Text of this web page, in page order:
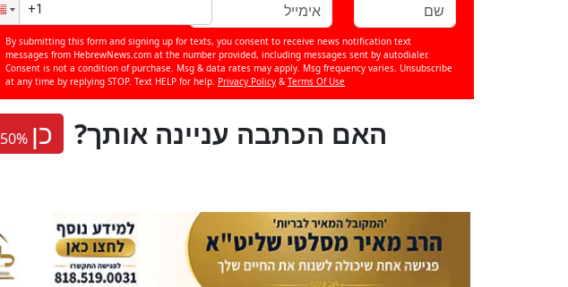
By submitting this form and signing up for texts, you consent to receive news notification text
messages from HebrewNews.com at the number provided, including messages sent by autodialer.
Consent is not a condition of purchase. Msg & data rates may apply. Msg frequency varies. Unsubscribe
at any time by replying STOP. Text HELP for help. Privacy Policy & Terms Of Use
50% כן ?האם הכתבה עניינה אותך